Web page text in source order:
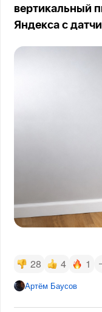
вертикальный
Яндекса с
28 4 1
Артём Баусов